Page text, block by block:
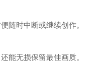
随时中断或继续创作。
能无损保留最佳画质。